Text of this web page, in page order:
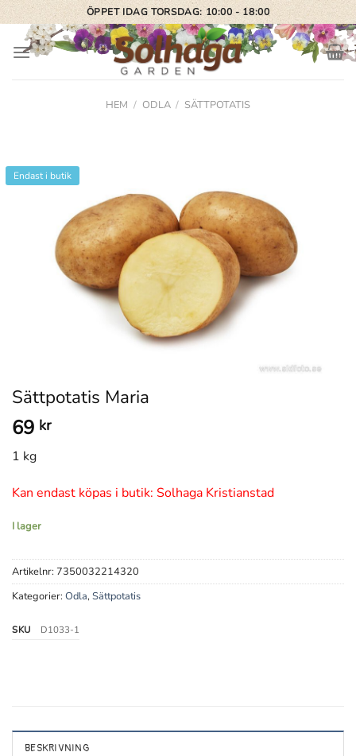
Skip
to
content
ÖPPET IDAG TORSDAG: 10:00 - 18:00
HEM / ODLA / SÄTTPOTATIS
Endast i butik
Sättpotatis Maria
69 kr
1 kg
Kan endast köpas i butik: Solhaga Kristianstad
I lager
Artikelnr: 7350032214320
Kategorier: Odla,Sättpotatis
SKU D1033-1
BESKRIVNING